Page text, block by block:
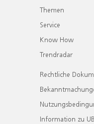
Themen
Service
Know How
Trendradar
Rechtliche
Information zu